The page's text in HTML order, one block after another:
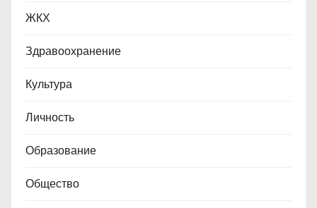
п
и
с
е
ЖКХ
Здравоохранение
Культура
Личность
Образование
Общество